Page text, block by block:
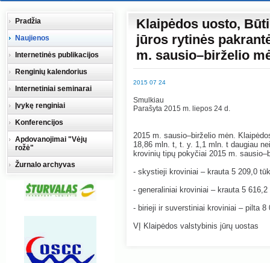
Klaipėdos uosto,
jūros rytinės
m. sausio–birželio
2015 07 24
Smulkiau
Parašyta 2015 m. liepos 24 d.
2015 m. sausio–birželio mėn.
18,86 mln. t, t. y. 1,1 mln. t daugiau
krovinių tipų pokyčiai 2015 m.
- skystieji kroviniai – krauta 5 209,0
- generaliniai kroviniai – krauta 5
- birieji ir suverstiniai kroviniai – pilta
VĮ Klaipėdos valstybinis jūrų uostas
Pradžia
Naujienos
Internetinės publikacijos
Renginių kalendorius
Internetiniai seminarai
Įvykę renginiai
Konferencijos
Apdovanojimai "Vėjų
rožė"
Žurnalo archyvas